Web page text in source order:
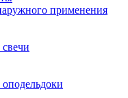
применения